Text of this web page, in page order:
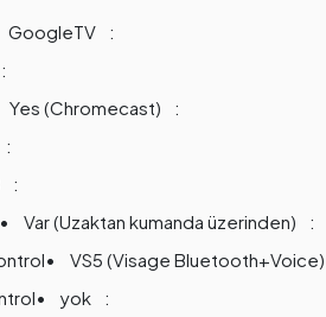
GoogleTV
Yes (Chromecast)
Var (Uzaktan kumanda üzerinden)
VS5 (Visage Bluetooth+Voice)
yok